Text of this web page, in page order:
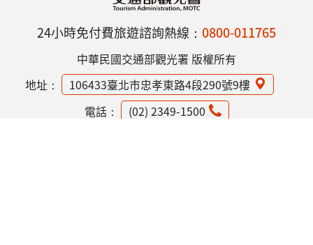
24小時免付費旅遊諮詢熱線： 0800-011765
中華民國交通部觀光署 版權所有
地址：
106433臺北市忠孝東路4段290號9樓
電話：
(02) 2349-1500